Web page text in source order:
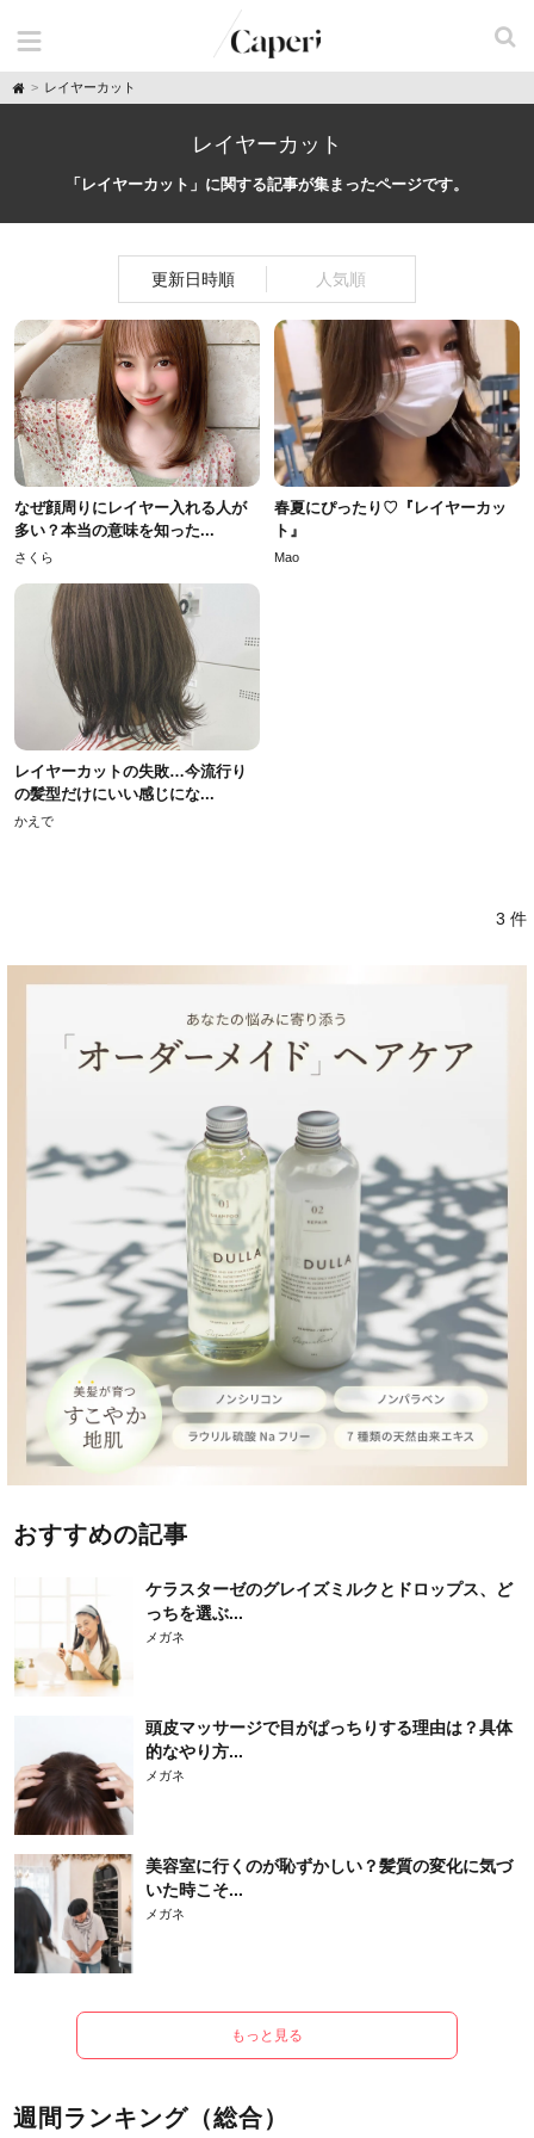
H
o
レイヤーカット
レイヤーカット
「レイヤーカット」に関する記事が集まったページです。
更新日時順 人気順
なぜ顔周りにレイヤー入れる人が
多い？本当の意味を知った...
さくら
春夏にぴったり♡『レイヤーカッ
ト』
Mao
レイヤーカットの失敗…今流行り
の髪型だけにいい感じにな...
かえで
3 件
おすすめの記事
ケラスターゼのグレイズミルクとドロップス、ど
っちを選ぶ...
メガネ
頭皮マッサージで目がぱっちりする理由は？具体
的なやり方...
メガネ
美容室に行くのが恥ずかしい？髪質の変化に気づ
いた時こそ...
メガネ
もっと見る
週間ランキング（総合）